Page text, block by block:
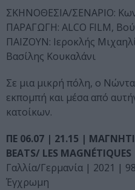
ΣΚΗΝΟΘΕΣΙΑ/ΣΕΝΑΡΙΟ:
ΠΑΡΑΓΩΓΗ: ALCO FILM,
ΠΑΙΖΟΥΝ: Ιεροκλής
Βασίλης Κουκαλάνι
Σε μια μικρή πόλη, ο
εκπομπή και μέσα από
κατοίκων.
ΠΕ 06.07 | 21.15 |
BEATS/ LES MAGNÉTIQUES
Γαλλία/Γερμανία | 2021 |
Έγχρωμη